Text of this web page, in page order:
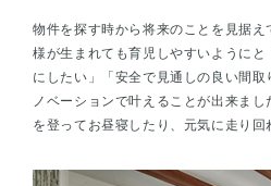
物件を探す時から将来のことを見据
様が生まれても育児しやすいように
にしたい」「安全で見通しの良い間取
ノベーションで叶えることが出来ま
を登ってお昼寝したり、元気に走り回